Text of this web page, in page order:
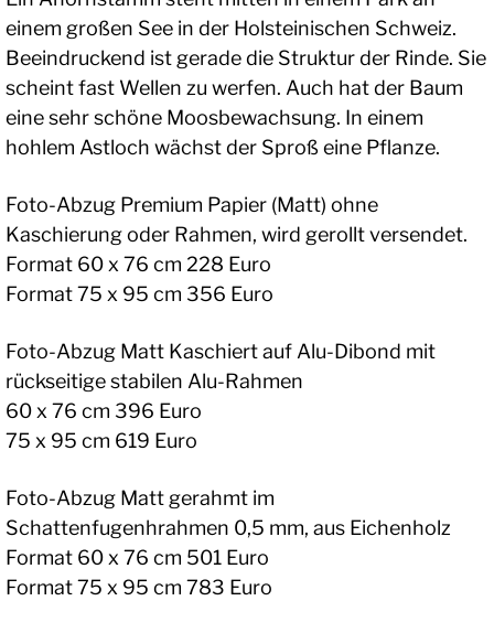
einem großen See in der Holsteinischen Schweiz.
Beeindruckend ist gerade die Struktur der Rinde. Sie
scheint fast Wellen zu werfen. Auch hat der Baum
eine sehr schöne Moosbewachsung. In einem
hohlem Astloch wächst der Sproß eine Pflanze.
Foto-Abzug Premium Papier (Matt) ohne
Kaschierung oder Rahmen, wird gerollt versendet.
Format 60 x 76 cm 228 Euro
Format 75 x 95 cm 356 Euro
Foto-Abzug Matt Kaschiert auf Alu-Dibond mit
rückseitige stabilen Alu-Rahmen
60 x 76 cm 396 Euro
75 x 95 cm 619 Euro
Foto-Abzug Matt gerahmt im
Schattenfugenhrahmen 0,5 mm, aus Eichenholz
Format 60 x 76 cm 501 Euro
Format 75 x 95 cm 783 Euro